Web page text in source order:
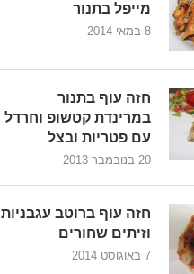
מייפל בתנור
8 במאי 2014
חזה עוף בתנור
במרינדת קטשופ וחרדל
עם פטריות ובצל
20 בנובמבר 2013
חזה עוף ברוטב עגבניות
וזיתים שחורים
7 באוגוסט 2014